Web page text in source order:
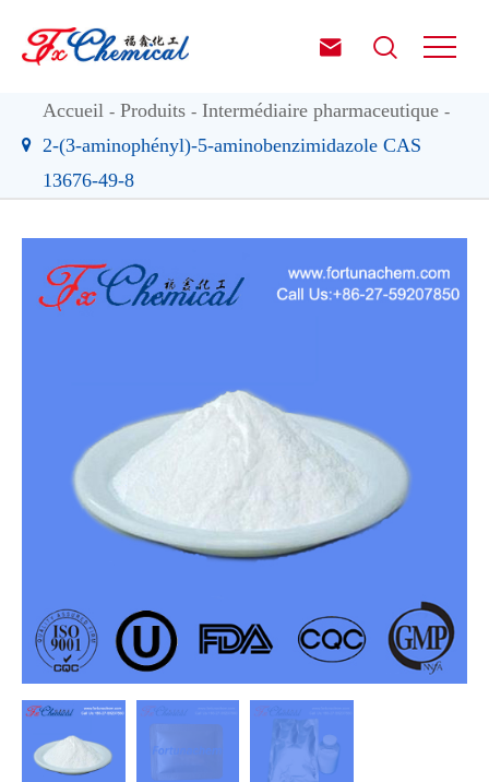
 
Accueil Produits
Intermédiaire pharmaceutique
2-(3-aminophényl)-5-aminobenzimidazole CAS
13676-49-8